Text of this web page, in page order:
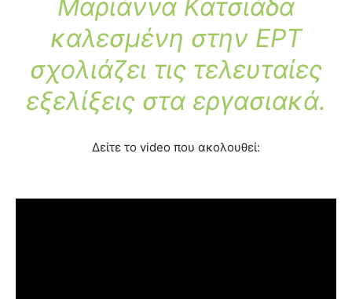
Μαριάννα Κατσιάδα
καλεσμένη στην ΕΡΤ
σχολιάζει τις τελευταίες
εξελίξεις στα εργασιακά.
Δείτε το video που ακολουθεί: